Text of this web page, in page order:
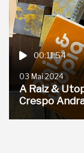
00:11:54
03 Mai 2024
A Raiz &
Crespo